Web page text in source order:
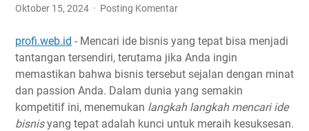
Oktober 15, 2024 Posting Komentar
profi.web.id - Mencari ide bisnis yang tepat bisa menjadi
tantangan tersendiri, terutama jika Anda ingin
memastikan bahwa bisnis tersebut sejalan dengan minat
dan passion Anda. Dalam dunia yang semakin
kompetitif ini, menemukan langkah langkah mencari ide
bisnisyang tepat adalah kunci untuk meraih kesuksesan.